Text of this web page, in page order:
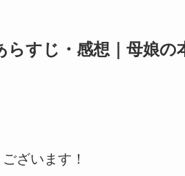
らすじ・感想｜母娘の
ざいます！